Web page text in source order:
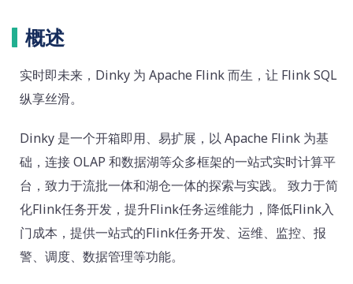
概述
实时即未来，Dinky 为 Apache Flink 而生，让 Flink SQL
纵享丝滑。
Dinky 是一个开箱即用、易扩展，以 Apache Flink 为基
础，连接 OLAP 和数据湖等众多框架的一站式实时计算平
台，致力于流批一体和湖仓一体的探索与实践。 致力于简
化Flink任务开发，提升Flink任务运维能力，降低Flink入
门成本，提供一站式的Flink任务开发、运维、监控、报
警、调度、数据管理等功能。